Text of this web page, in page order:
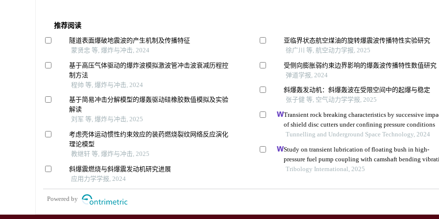
推荐阅读
隧道表面爆破地震波的产生机制及传播特征
蒙贤忠 等, 爆炸与冲击, 2024
基于高压气体驱动的爆炸波模拟激波管冲击波衰减历程控
制方法
程帅 等, 爆炸与冲击, 2024
基于简易冲击分解模型的爆轰驱动硅橡胶数值模拟及实验
解读
刘军 等, 爆炸与冲击, 2025
考虑壳体运动惯性约束效应的装药燃烧裂纹网络反应演化
理论模型
教继轩 等, 爆炸与冲击, 2025
斜爆震燃烧与斜爆震发动机研究进展
应用力学学报, 2024
亚临界状态航空煤油的旋转爆震波传播特性实验研究
徐广川 等, 航空动力学报, 2025
受侧向膨胀弱约束边界影响的爆轰波传播特性数值研究
弹道学报, 2024
斜爆轰发动机：斜爆轰波在受限空间中的起爆与稳定
张子健 等, 空气动力学学报, 2025
Transient rock breaking characteristics by successive
of shield disc cutters under confining pressure conditions
Tunnelling and Underground Space Technology, 2024
Study on transient lubrication of floating bush in high-
pressure fuel pump coupling with camshaft bending
Tribology International, 2025
Powered by